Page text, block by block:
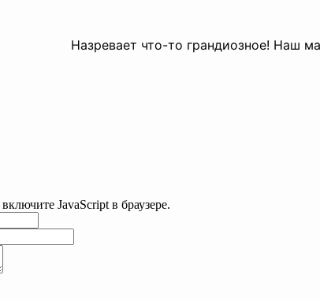
Назревает что-то грандиозное! Наш
JavaScript в браузере.